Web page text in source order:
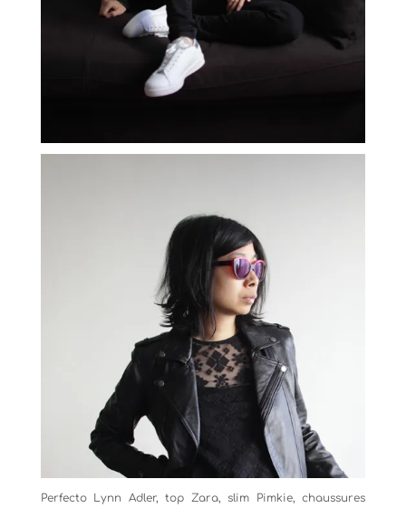
Perfecto Lynn Adler, top Zara, slim Pimkie, chaussures